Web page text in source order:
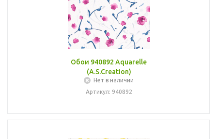
Обои 940892 Aquarelle
(A.S.Creation)
Нет в наличии
Артикул: 940892